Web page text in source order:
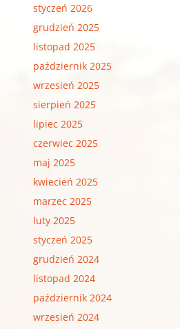
styczeń 2026
grudzień 2025
listopad 2025
październik 2025
wrzesień 2025
sierpień 2025
lipiec 2025
czerwiec 2025
maj 2025
kwiecień 2025
marzec 2025
luty 2025
styczeń 2025
grudzień 2024
listopad 2024
październik 2024
wrzesień 2024